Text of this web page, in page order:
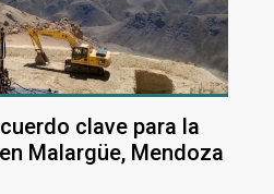
clave para la
Malargüe, Mendoza